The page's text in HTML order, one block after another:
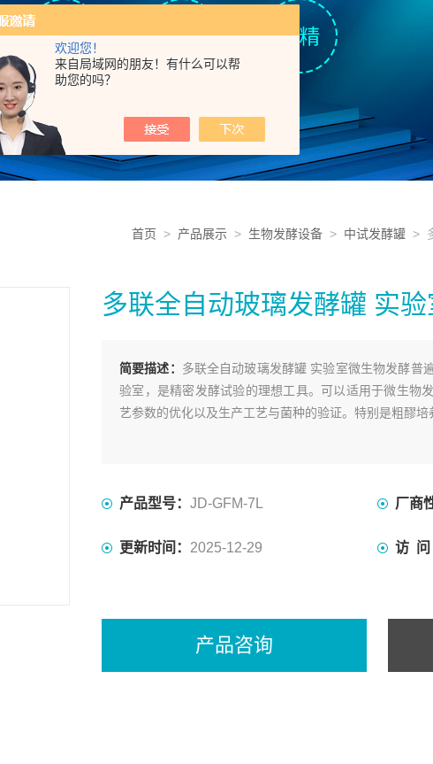
欢迎您！
来自局域网的朋友！有什么可以帮
助您的吗？
首页 > 产品展示 > 生物发酵设备 > 中试发酵罐 >
多联全自动玻璃发酵罐 实
简要描述： 多联全自动玻璃发酵罐 实验室微生物发酵普
验室，是精密发酵试验的理想工具。可以适用于微生物
艺参数的优化以及生产工艺与菌种的验证。特别是粗醪培
产品型号： JD-GFM-7L 厂商
更新时间： 2025-12-29 访 问
产品咨询